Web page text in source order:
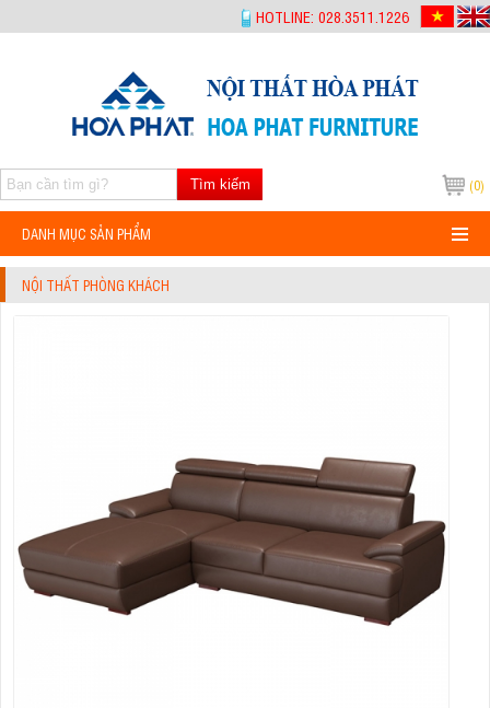
HOTLINE: 028.3511.1226
(0)
Tìm kiếm
DANH MỤC SẢN PHẨM
NỘI THẤT PHÒNG KHÁCH